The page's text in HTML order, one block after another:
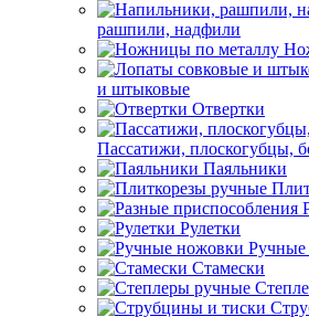
рашпили, надфили
и штыковые
Отвертки
Пассатижи, плоскогубцы,
Паяльники
Рулетки
Стамески